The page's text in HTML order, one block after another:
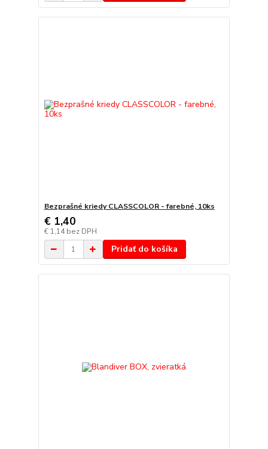
Bezprašné kriedy CLASSCOLOR - farebné, 10ks
€ 1,40
€ 1,14bez DPH
Pridať do košíka